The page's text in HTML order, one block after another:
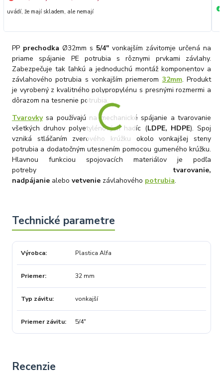
uvádí, že mají skladem, ale nemají
+
PP prechodka Ø32mm s 5/4"vonkajším závitomje určená na
priame spájanie PE potrubia s rôznymi prvkami závlahy.
Zabezpečuje tak ľahkú a jednoduchú montáž komponentov a
závlahového potrubia s vonkajším priemerom 32mm. Produkt
je vyrobený z kvalitného polypropylénu s presnými rozmermi a
dôrazom na tesnenie potrubia.
Tvarovkysa používajú na mechanické spájanie a tvarovanie
všetkých druhov polyetylénových hadíc (LDPE, HDPE). Spoj
vzniká stláčaním zverového krúžku okolo vonkajšej steny
potrubia a dodatočným utesnením pomocou gumeného krúžku.
Hlavnou funkciou spojovacích materiálov je podľa
potreby tvarovanie,
nadpájaniealebo vetveniezávlahového potrubia.
Výrobca Plastica Alfa
Priemer 32 mm
Typ závitu vonkajší
Priemer závitu 5/4"